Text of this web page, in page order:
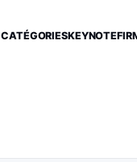
CATÉGORIESKEYNOTE